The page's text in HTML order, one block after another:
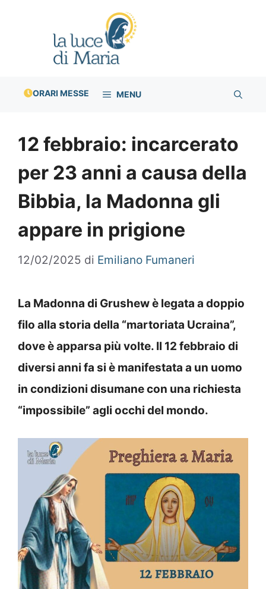
ORARI MESSE MENU
12 febbraio: incarcerato
per 23 anni a causa della
Bibbia, la Madonna gli
appare in prigione
12/02/2025 di Emiliano Fumaneri
La Madonna di Grushew è legata a doppio
filo alla storia della “martoriata Ucraina”,
dove è apparsa più volte. Il 12 febbraio di
diversi anni fa si è manifestata a un uomo
in condizioni disumane con una richiesta
“impossibile” agli occhi del mondo.